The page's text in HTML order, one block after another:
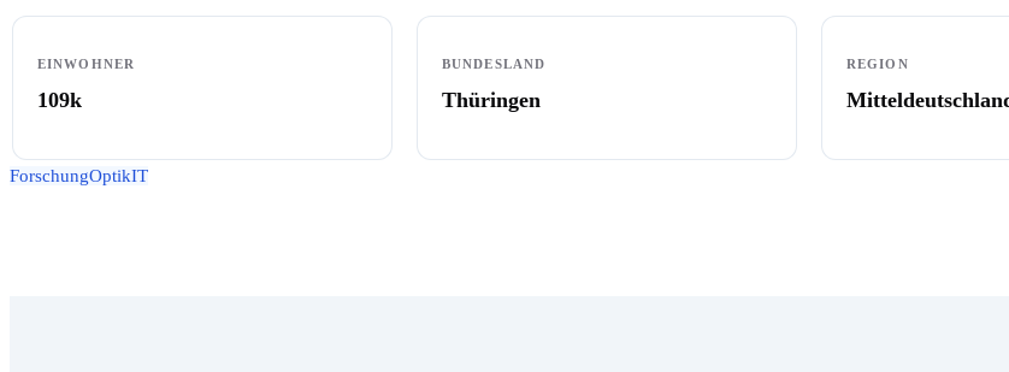
EINWOHNER
109k
BUNDESLAND
Thüringen
REGION
ForschungOptikIT